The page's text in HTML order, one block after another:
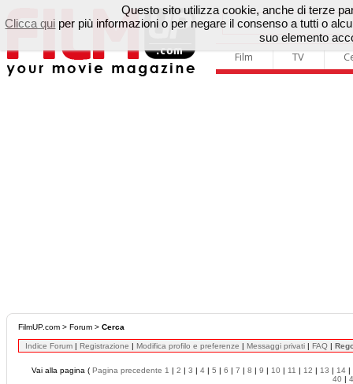
Film TV
FilmUP.com > Forum > Cerca
Indice Forum | Registrazione | Modifica profilo e preferenze | Messaggi privati | FAQ |
Vai alla pagina ( Pagina precedente 1 | 2 | 3 | 4 | 5 | 6 | 7 | 8 | 9 | 10 | 11 | 12 | 13 | 14 |
40 |
Questo sito utilizza cookie, anche di terze
Clicca qui per più informazioni o per negare il consenso a tutti o
suo elemento